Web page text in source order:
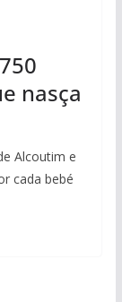
nasça
Alcoutim e
cada bebé